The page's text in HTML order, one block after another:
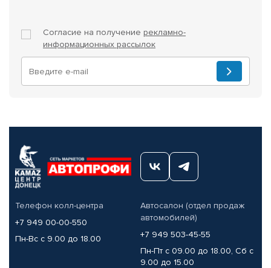
Согласие на получение рекламно-
информационных рассылок
Телефон колл-центра
+7 949 00-00-550
Пн-Вс с 9.00 до 18.00
Автосалон (отдел продаж
автомобилей)
+7 949 503-45-55
Пн-Пт с 09.00 до 18.00, Сб с
9.00 до 15.00